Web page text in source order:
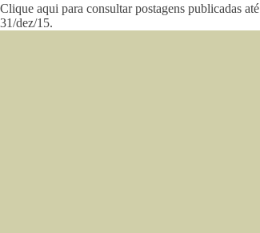
Clique aqui para consultar postagens publicadas até
31/dez/15.